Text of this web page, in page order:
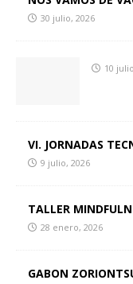
30 julio, 2026
10
VI. JORNADAS
9 julio, 2026
TALLER
28 enero, 2026
GABON